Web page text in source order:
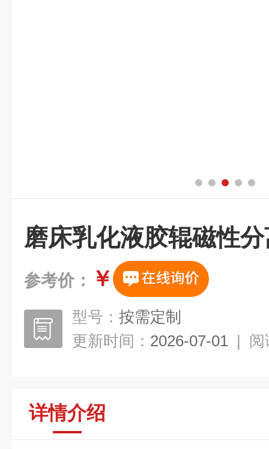
磨床乳化液胶辊磁性
参考价： ￥
型号： 按需定制
更新时间： 2026-07-01 | 阅
详情介绍